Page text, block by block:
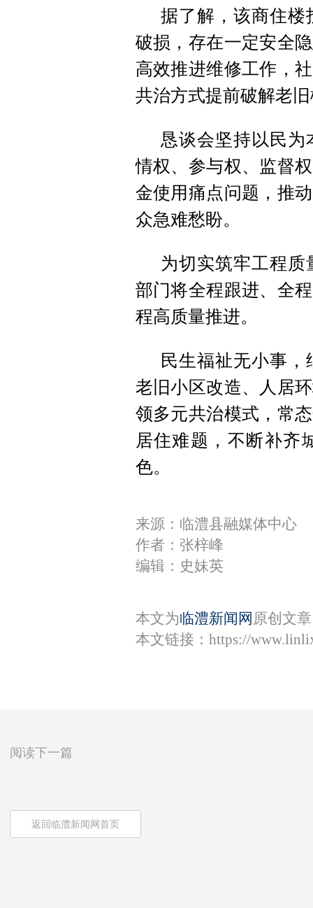
据了解，该商住楼
破损，存在一定安全
高效推进维修工作，
共治方式提前破解老
恳谈会坚持以民
情权、参与权、监督
金使用痛点问题，推
众急难愁盼。
为切实筑牢工程
部门将全程跟进、全
程高质量推进。
民生福祉无小事
老旧小区改造、人居
领多元共治模式，常
居住难题，不断补齐
色。
来源：临澧县融媒体中心
作者：张梓峰
编辑：史妹英
本文为临澧新闻网 原创文
本文链接： https://
阅读下一篇
返回临澧新闻网首页